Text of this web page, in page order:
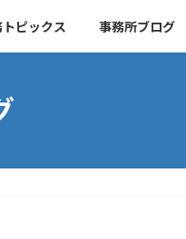
ピックス 事務所ブログ